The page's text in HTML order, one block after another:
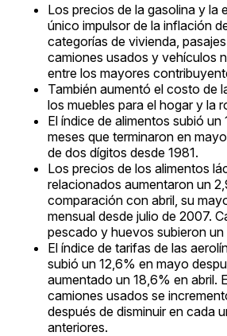
Los precios de la gasolina y la
único impulsor de la inflación
categorías de vivienda,
camiones usados ​​y vehículos
entre los mayores
También aumentó el costo de
los muebles para el hogar y la
El índice de alimentos subió un
meses que terminaron en
de dos dígitos desde 1981.
Los precios de los alimentos
relacionados aumentaron un
comparación con abril, su
mensual desde julio de 2007.
pescado y huevos subieron un
El índice de tarifas de las
subió un 12,6% en mayo
aumentado un 18,6% en abril.
camiones usados se
después de disminuir en cada
anteriores.